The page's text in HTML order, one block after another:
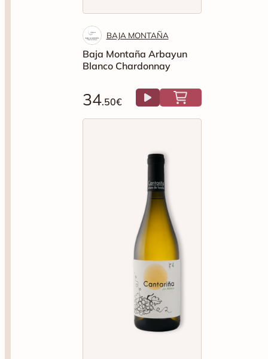
BAJA MONTAÑA
Baja Montaña Arbayun
Blanco Chardonnay
34.50€